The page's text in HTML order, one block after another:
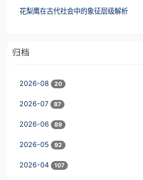
花梨鹰在古代社会中的象征层级解析
归档
2026-08 20
2026-07 87
2026-06 89
2026-05 92
2026-04 107